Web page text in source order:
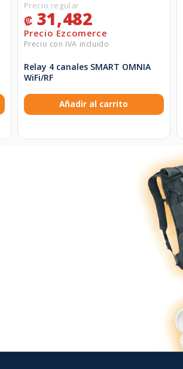
₡ 31,482
Relay 4 canales SMART OMNIA
WiFi/RF
Añadir al carrito